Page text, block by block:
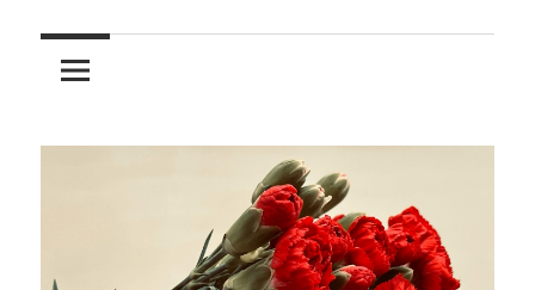
Viljandi
Rahu
Rahu
Koguduse
Viljandis